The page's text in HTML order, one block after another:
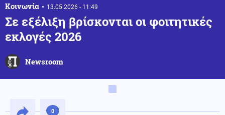
Κοινωνία 13.05.2026 - 11:49
Σε εξέλιξη βρίσκονται οι φοιτητικές
εκλογές 2026
Newsroom
0